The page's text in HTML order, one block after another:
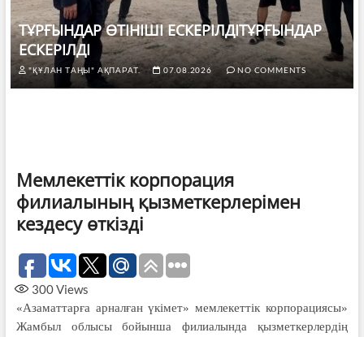
ТҰРҒЫНДАР ӨТІНІШІ ЕСКЕРІЛДІТҰРҒЫНДАР
ЕСКЕРІЛДІ
"ҚҰЛАН ТАҢЫ" АҚПАРАТ. 07.08.2026 NO COMMENTS
Мемлекеттік корпорация
филиалының қызметкерлерімен
кездесу өткізді
300Views
«Азаматтарға арналған үкімет» мемлекеттік корпорациясы»
Жамбыл облысы бойынша филиалында қызметкерлердің